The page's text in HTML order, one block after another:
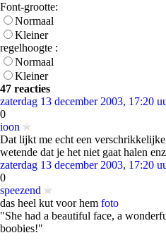
Font-grootte:
Normaal
Kleiner
regelhoogte :
Normaal
Kleiner
47 reacties
zaterdag 13 december 2003, 17:20
0
ioon
Dat lijkt me echt een
wetende dat je het niet gaat halen
zaterdag 13 december 2003, 17:20
0
speezend
das heel kut voor hem foto
"She had a beautiful face, a
boobies!"